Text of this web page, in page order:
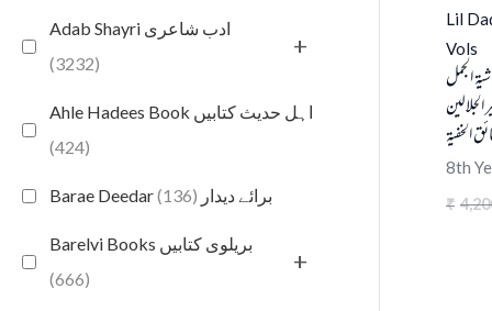
Adab Shayri ادب شاعری
(3232)
+
Ahle Hadees Book اہل حدیث کتابیں
(424)
Barae Deedar برائے دیدار (136)
Barelvi Books بریلوی کتابیں
(666)
+
Lil
Vols
الجمل
الخفية
8th
₹